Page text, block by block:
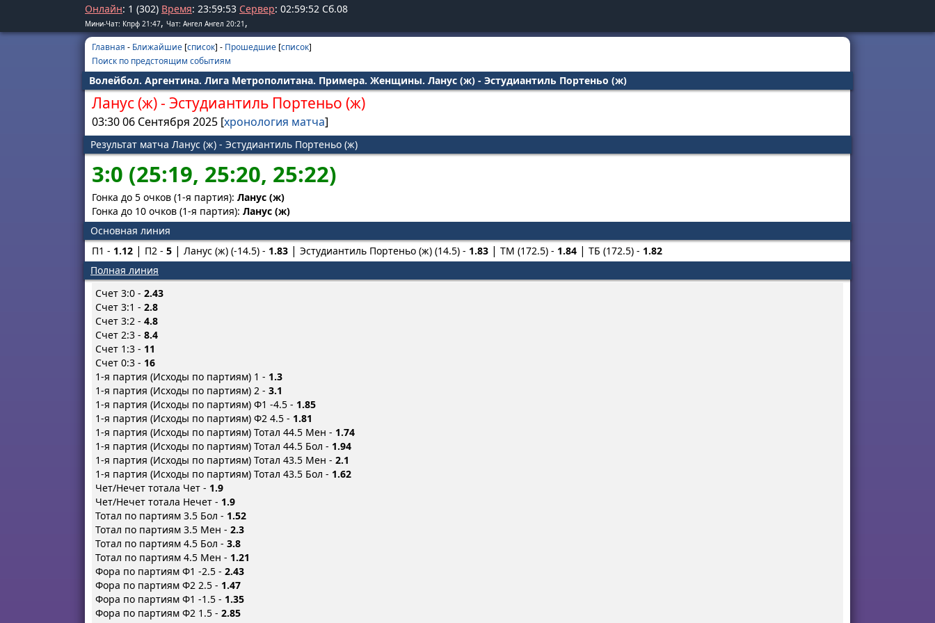
Онлайн: 1 (302) Время: 23:59:53 Сервер: 02:59:52 Сб.08
Мини-Чат: Кпрф 21:47, Чат: Ангел Ангел 20:21 ,
Главная - Ближайшие [список] - Прошедшие [список]
Поиск по предстоящим событиям
Волейбол. Аргентина. Лига Метрополитана. Примера. Женщины. Ланус (ж) - Эстудиантиль Портеньо (ж)
Ланус (ж)- Эстудиантиль Портеньо (ж)
03:30 06 Сентября 2025 [хронология матча]
Результат матча Ланус (ж) - Эстудиантиль Портеньо (ж)
3:0 (25:19, 25:20, 25:22)
Гонка до 5 очков (1-я партия): Ланус (ж)
Гонка до 10 очков (1-я партия): Ланус (ж)
Основная линия
П1 - 1.12 П2 - 5 Ланус (ж) (-14.5) - 1.83 Эстудиантиль Портеньо (ж) (14.5) - 1.83 ТМ (172.5) - 1.84 ТБ (172.5) - 1.82
Полная линия
Счет 3:0 - 2.43
Счет 3:1 - 2.8
Счет 3:2 - 4.8
Счет 2:3 - 8.4
Счет 1:3 - 11
Счет 0:3 - 16
1-я партия (Исходы по партиям) 1 - 1.3
1-я партия (Исходы по партиям) 2 - 3.1
1-я партия (Исходы по партиям) Ф1 -4.5 - 1.85
1-я партия (Исходы по партиям) Ф2 4.5 - 1.81
1-я партия (Исходы по партиям) Тотал 44.5 Мен - 1.74
1-я партия (Исходы по партиям) Тотал 44.5 Бол - 1.94
1-я партия (Исходы по партиям) Тотал 43.5 Мен - 2.1
1-я партия (Исходы по партиям) Тотал 43.5 Бол - 1.62
Чет/Нечет тотала Чет - 1.9
Чет/Нечет тотала Нечет - 1.9
Тотал по партиям 3.5 Бол - 1.52
Тотал по партиям 3.5 Мен - 2.3
Тотал по партиям 4.5 Бол - 3.8
Тотал по партиям 4.5 Мен - 1.21
Фора по партиям Ф1 -2.5 - 2.43
Фора по партиям Ф2 2.5 - 1.47
Фора по партиям Ф1 -1.5 - 1.35
Фора по партиям Ф2 1.5 - 2.85